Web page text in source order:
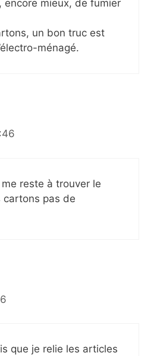
encore mieux, de fumier
un bon truc est
ménagé.
reste à trouver le
cartons pas de
que je relie les articles